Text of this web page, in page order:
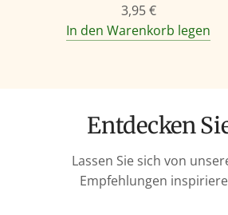
3,95 €
In den Warenkorb legen
Entdecken
Lassen Sie sich von
Empfehlungen